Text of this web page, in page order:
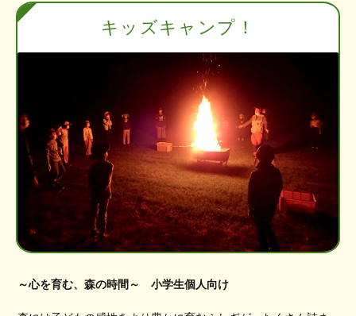
キッズキャンプ！
～心を育む、森の時間～ 小学生個人向け